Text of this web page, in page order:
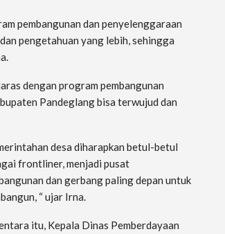
pembangunan dan penyelenggaraan
pengetahuan yang lebih, sehingga
dengan program pembangunan
Pandeglang bisa terwujud dan
desa diharapkan betul-betul
frontliner, menjadi pusat
dan gerbang paling depan untuk
“ ujar Irna.
itu, Kepala Dinas Pemberdayaan